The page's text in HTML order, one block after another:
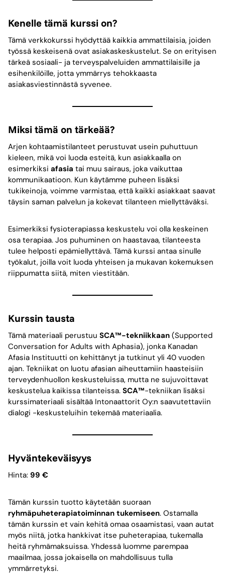
Kenelle tämä kurssi on?
Tämä verkkokurssi hyödyttää kaikkia ammattilaisia, joiden
työssä keskeisenä ovat asiakaskeskustelut. Se on erityisen
tärkeä sosiaali- ja terveyspalveluiden ammattilaisille ja
esihenkilöille, jotta ymmärrys tehokkaasta
asiakasviestinnästä syvenee.
Miksi tämä on tärkeää?
Arjen kohtaamistilanteet perustuvat usein puhuttuun
kieleen, mikä voi luoda esteitä, kun asiakkaalla on
esimerkiksi afasia tai muu sairaus, joka vaikuttaa
kommunikaatioon. Kun käytämme puheen lisäksi
tukikeinoja, voimme varmistaa, että kaikki asiakkaat saavat
täysin saman palvelun ja kokevat tilanteen miellyttäväksi.
Esimerkiksi fysioterapiassa keskustelu voi olla keskeinen
osa terapiaa. Jos puhuminen on haastavaa, tilanteesta
tulee helposti epämiellyttävä. Tämä kurssi antaa sinulle
työkalut, joilla voit luoda yhteisen ja mukavan kokemuksen
riippumatta siitä, miten viestitään.
Kurssin tausta
Tämä materiaali perustuu SCA™-tekniikkaan (Supported
Conversation for Adults with Aphasia), jonka Kanadan
Afasia Instituutti on kehittänyt ja tutkinut yli 40 vuoden
ajan. Tekniikat on luotu afasian aiheuttamiin haasteisiin
terveydenhuollon keskusteluissa, mutta ne sujuvoittavat
keskustelua kaikissa tilanteissa. SCA™-tekniikan lisäksi
kurssimateriaali sisältää Intonaattorit Oy:n saavutettaviin
dialogi -keskusteluihin tekemää materiaalia.
Hyväntekeväisyys
Hinta: 99 €
Tämän kurssin tuotto käytetään suoraan
ryhmäpuheterapiatoiminnan tukemiseen. Ostamalla
tämän kurssin et vain kehitä omaa osaamistasi, vaan autat
myös niitä, jotka hankkivat itse puheterapiaa, tukemalla
heitä ryhmämaksuissa. Yhdessä luomme parempaa
maailmaa, jossa jokaisella on mahdollisuus tulla
ymmärretyksi.